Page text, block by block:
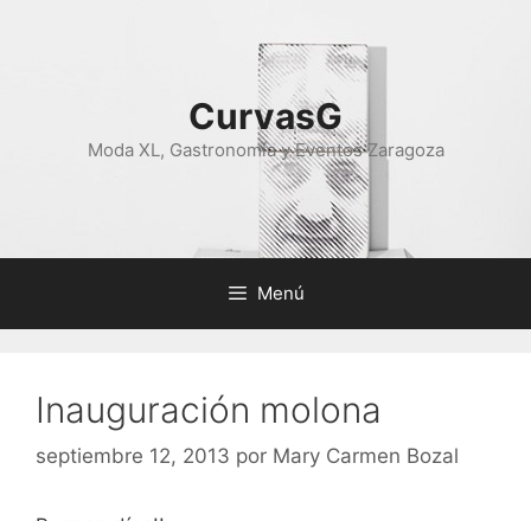
CurvasG
Moda XL, Gastronomía y Eventos Zaragoza
Menú
Inauguración molona
septiembre 12, 2013 por Mary Carmen Bozal